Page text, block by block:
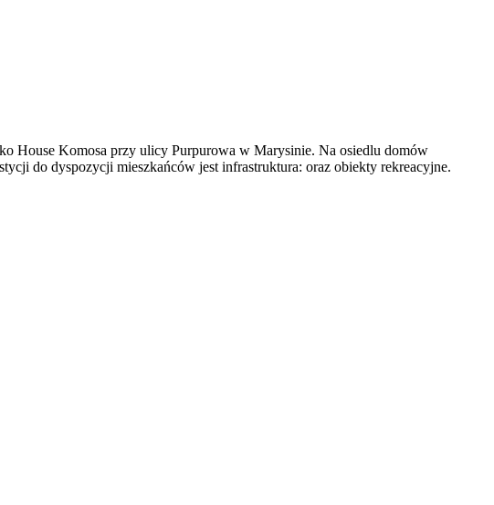
House Komosa przy ulicy Purpurowa w Marysinie. Na osiedlu domów
do dyspozycji mieszkańców jest infrastruktura: oraz obiekty rekreacyjne.